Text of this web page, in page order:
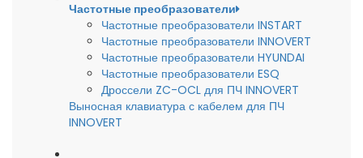
Частотные преобразователи
Частотные преобразователи INSTART
Частотные преобразователи INNOVERT
Частотные преобразователи HYUNDAI
Частотные преобразователи ESQ
Дроссели ZC-OCL для ПЧ INNOVERT
Выносная клавиатура с кабелем для ПЧ
INNOVERT